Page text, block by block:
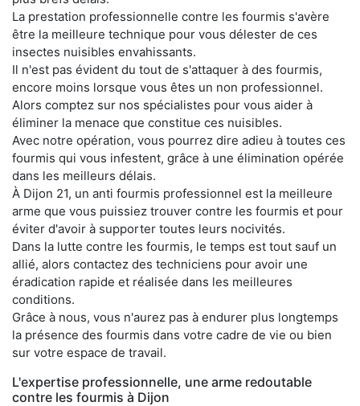
La prestation professionnelle contre les fourmis s'avère
être la meilleure technique pour vous délester de ces
insectes nuisibles envahissants.
Il n'est pas évident du tout de s'attaquer à des fourmis,
encore moins lorsque vous êtes un non professionnel.
Alors comptez sur nos spécialistes pour vous aider à
éliminer la menace que constitue ces nuisibles.
Avec notre opération, vous pourrez dire adieu à toutes ces
fourmis qui vous infestent, grâce à une élimination opérée
dans les meilleurs délais.
À Dijon 21, un anti fourmis professionnel est la meilleure
arme que vous puissiez trouver contre les fourmis et pour
éviter d'avoir à supporter toutes leurs nocivités.
Dans la lutte contre les fourmis, le temps est tout sauf un
allié, alors contactez des techniciens pour avoir une
éradication rapide et réalisée dans les meilleures
conditions.
Grâce à nous, vous n'aurez pas à endurer plus longtemps
la présence des fourmis dans votre cadre de vie ou bien
sur votre espace de travail.
L'expertise professionnelle, une arme redoutable
contre les fourmis à Dijon